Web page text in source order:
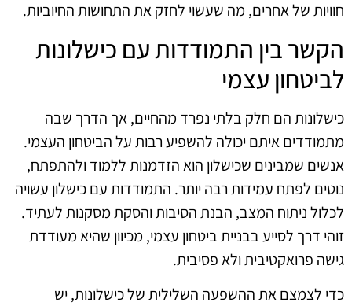
חוויות של אחרים, מה שעשוי לחזק את התחושות החיוביות.
הקשר בין התמודדות עם כישלונות
לביטחון עצמי
כישלונות הם חלק בלתי נפרד מהחיים, אך הדרך שבה
מתמודדים איתם יכולה להשפיע רבות על הביטחון העצמי.
אנשים שמבינים שכישלון הוא הזדמנות ללמוד ולהתפתח,
נוטים לפתח עמידות רבה יותר. התמודדות עם כישלון עשויה
לכלול ניתוח המצב, הבנת הסיבות והסקת מסקנות לעתיד.
זוהי דרך לסייע בבניית ביטחון עצמי, מכיוון שהיא מעודדת
גישה פרואקטיבית ולא פסיבית.
כדי לצמצם את ההשפעה השלילית של כישלונות, יש